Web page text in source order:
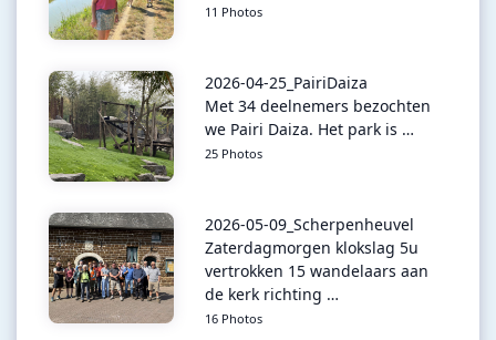
11 Photos
2026-04-25_PairiDaiza
Met 34 deelnemers bezochten
we Pairi Daiza. Het park is …
25 Photos
2026-05-09_Scherpenheuvel
Zaterdagmorgen klokslag 5u
vertrokken 15 wandelaars aan
de kerk richting …
16 Photos